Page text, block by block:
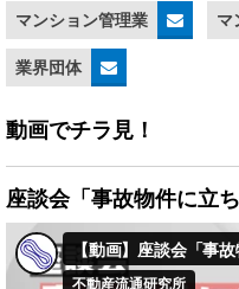
マンション管理業 マ
業界団体
動画でチラ見！
座談会「事故物件に立ち